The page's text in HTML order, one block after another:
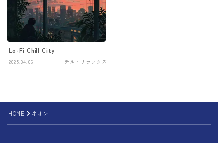
Lo-Fi Chill City
2025.04.06 チル・リラックス
HOME ネオン